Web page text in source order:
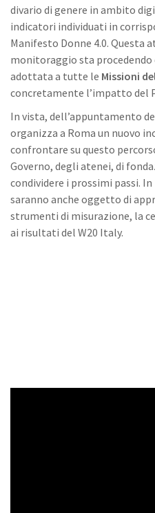
divario di genere in ambito
indicatori individuati in
Manifesto Donne 4.0. Questa
monitoraggio sta
adottata a tutte le Missioni
concretamente l’impatto del
In vista, dell’appuntamento
organizza a Roma un nuovo
confrontare su questo
Governo, degli atenei, di
condividere i prossimi passi.
saranno anche oggetto di
strumenti di misurazione, la
ai risultati del W20 Italy.